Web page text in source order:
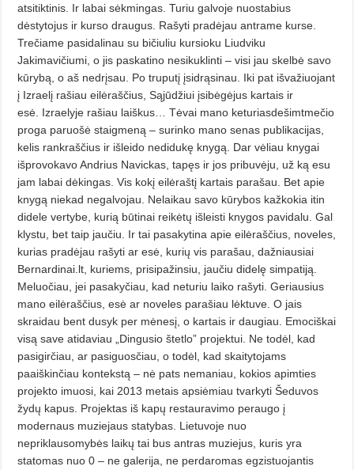
atsitiktinis. Ir labai sėkmingas. Turiu galvoje nuo­stabius
dėstytojus ir kurso draugus. Rašyti pradėjau antrame kurse.
Trečiame pasidalinau su bičiuliu kursioku Liudviku
Jakimavičiumi, o jis paskatino nesikuklinti – visi jau skelbė savo
kūrybą, o aš nedrįsau.
Po truputį įsidrąsinau. Iki pat išvažiuojant
į Izraelį rašiau eilėraščius, Sąjūdžiui įsibėgėjus kartais ir
esė. Izraelyje rašiau laiškus… Tėvai mano keturiasdešimtmečio
proga paruošė staigmeną – surinko mano senas publikacijas,
kelis rankraščius ir išleido nedidukę knygą. Dar vėliau knygai
išprovokavo Andrius Navic­kas, tapęs ir jos pribuvėju, už ką esu
jam labai dėkingas. Vis kokį eilėraštį kartais parašau. Bet apie
knygą niekad negalvojau. Nelaikau savo kūrybos kažkokia itin
didele vertybe, kurią būtinai reikėtų išleisti knygos pavidalu. Gal
klystu, bet taip jaučiu. Ir tai pasakytina apie eilėraščius, noveles,
kurias pradėjau rašyti ar esė, kurių vis parašau, dažniausiai
Bernardinai.lt, kuriems, prisipažinsiu, jaučiu didelę simpatiją.
Meluo­čiau, jei pasakyčiau, kad neturiu laiko rašyti. Geriausius
mano eilėraščius, esė ar noveles parašiau lėktuve. O jais
skraidau bent dusyk per mėnesį, o kartais ir daugiau. Emociškai
visą save atidaviau „Din­gusio štetlo” projektui. Ne todėl, kad
pasigirčiau, ar pasiguosčiau, o todėl, kad skaitytojams
paaiškinčiau kontekstą – nė pats nemaniau, kokios apimties
projekto imuosi, kai 2013 metais apsiėmiau tvarkyti Šeduvos
žydų kapus. Projektas iš kapų restauravimo peraugo į
modernaus muziejaus statybas. Lietuvoje nuo
nepriklausomybės laikų tai bus antras mu­ziejus, kuris yra
statomas nuo 0 – ne galerija, ne perdaromas egzistuojantis